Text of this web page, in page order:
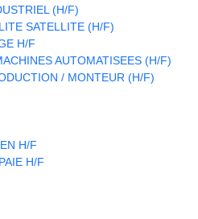
(H/F)
SATELLITE (H/F)
H/F
AUTOMATISEES (H/F)
/ MONTEUR (H/F)
H/F
H/F